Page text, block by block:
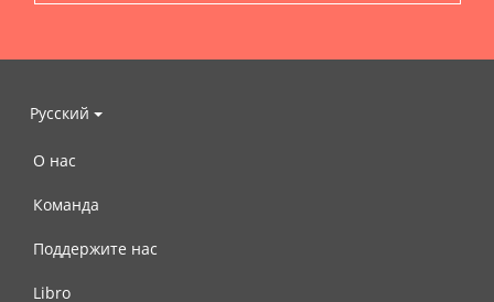
Русский
О нас
Команда
Поддержите нас
Libro